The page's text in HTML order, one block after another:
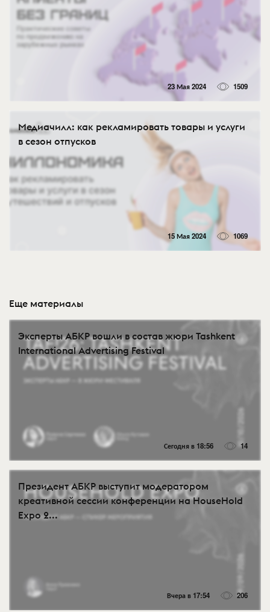
23 Мая 2024 1509
Медиачилл: как рекламировать товары и услуги
в сезон отпусков
15 Мая 2024 1069
Еще материалы
Эксперты АБКР вошли в состав жюри Tashkent
International Advertising Festival
Сегодня в 18:56 14
Президент АБКР выступит модератором
креативной сессии конференции на HouseHold
Expo 2...
Вчера в 17:54 206